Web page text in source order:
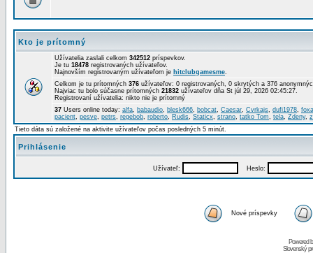
Kto je prítomný
Užívatelia zaslali celkom 342512 príspevkov.
Je tu 18478 registrovaných užívateľov.
Najnovším registrovaným užívateľom je hitclubgamesme.
Celkom je tu prítomných 376 užívateľov: 0 registrovaných, 0 skrytých a 376
Najviac tu bolo súčasne prítomných 21832 užívateľov dňa St júl 29, 2026 02:45:27.
Registrovaní užívatelia: nikto nie je prítomný
37 Users online today: alfa, babaudio, blesk666, bobcat, Caesar, Cvrkajs, dufi1978,
pacient, pesve, petrs, regebob, roberto, Rudis, Staticx, strano, tatko Tom, tela, Zdeny,
Tieto dáta sú založené na aktivite užívateľov počas posledných 5 minút.
Prihlásenie
Užívateľ: Heslo:
Nové príspevky
Powered
Slovenský